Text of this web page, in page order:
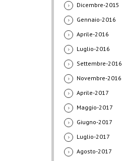
Dicembre-2015
Gennaio-2016
Aprile-2016
Luglio-2016
Settembre-2016
Novembre-2016
Aprile-2017
Maggio-2017
Giugno-2017
Luglio-2017
Agosto-2017